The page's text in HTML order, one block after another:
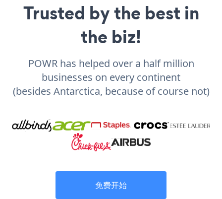
Trusted by the best in
the biz!
POWR has helped over a half million
businesses on every continent
(besides Antarctica, because of course not)
免费开始